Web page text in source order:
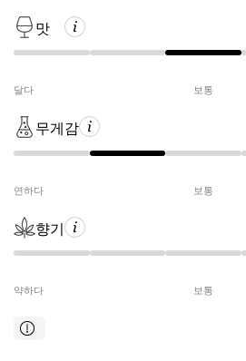
맛
달다 보통
무게감
연하다 보통
향기
약하다 보통